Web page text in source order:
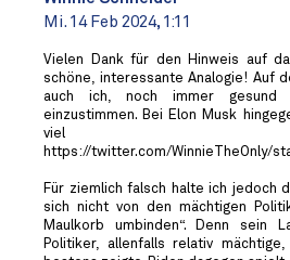
Mi. 14 Feb 2024, 1:11
Vielen Dank für den Hinweis auf
schöne, interessante Analogie! Auf
auch ich, noch immer gesund
einzustimmen. Bei Elon Musk
viel
https://twitter.com/WinnieTheOnly/
Für ziemlich falsch halte ich jedoch
sich nicht von den mächtigen
Maulkorb umbinden“. Denn sein
Politiker, allenfalls relativ